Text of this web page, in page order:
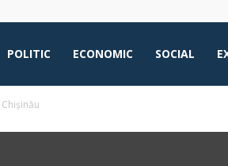
POLITIC ECONOMIC SOCIAL